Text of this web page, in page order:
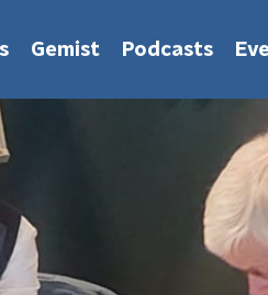
Gemist Podcasts